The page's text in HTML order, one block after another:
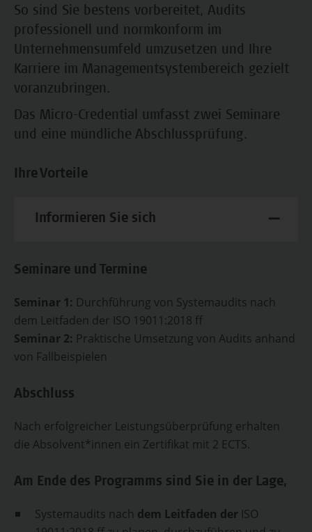
So sind Sie bestens vorbereitet, Audits
professionell und normkonform im
Unternehmensumfeld umzusetzen und Ihre
Karriere im Managementsystembereich gezielt
voranzubringen.
Das Micro-Credential umfasst zwei Seminare
und eine mündliche Abschlussprüfung.
Ihre Vorteile
Informieren Sie sich
Seminare und Termine
Seminar 1: Durchführung von Systemaudits nach
dem Leitfaden der ISO 19011:2018 ff
Seminar 2: Praktische Umsetzung von Audits anhand
von Fallbeispielen
Abschluss
Nach erfolgreicher Leistungsüberprüfung erhalten
die Absolvent*innen ein Zertifikat mit 2 ECTS.
Am Ende des Programms sind Sie in der Lage,
Systemaudits nach dem Leitfaden der ISO